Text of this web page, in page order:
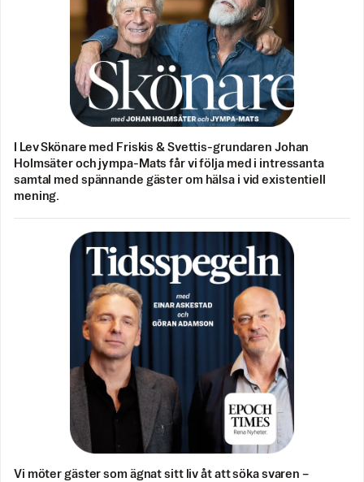
I Lev Skönare med Friskis & Svettis-grundaren Johan
Holmsäter och jympa-Mats får vi följa med i intressanta
samtal med spännande gäster om hälsa i vid existentiell
mening.
Vi möter gäster som ägnat sitt liv åt att söka svaren –